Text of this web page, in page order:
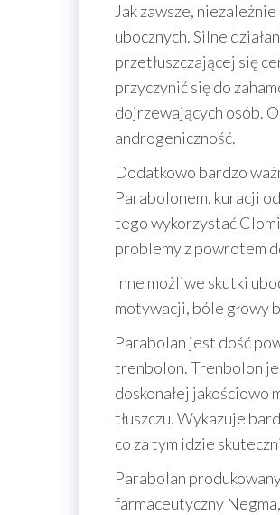
Jak zawsze,
ubocznych. Silne
przetłuszczającej się
przyczynić się do
dojrzewających osób.
androgeniczność.
Dodatkowo bardzo
Parabolonem, kuracji
tego wykorzystać
problemy z powrotem
Inne możliwe skutki
motywacji, bóle głowy
Parabolan jest dość
trenbolon. Trenbolon
doskonałej jakościowo
tłuszczu. Wykazuje
co za tym idzie
Parabolan
farmaceutyczny